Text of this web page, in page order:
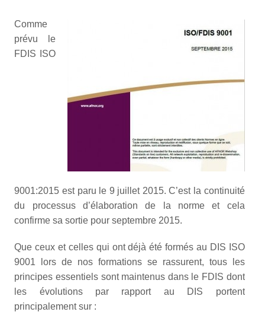
Comme
prévu le
FDIS ISO
9001:2015 est paru le 9 juillet 2015. C’est la continuité
du processus d’élaboration de la norme et cela
confirme sa sortie pour septembre 2015.
Que ceux et celles qui ont déjà été formés au DIS ISO
9001 lors de nos formations se rassurent, tous les
principes essentiels sont maintenus dans le FDIS dont
les évolutions par rapport au DIS portent
principalement sur :